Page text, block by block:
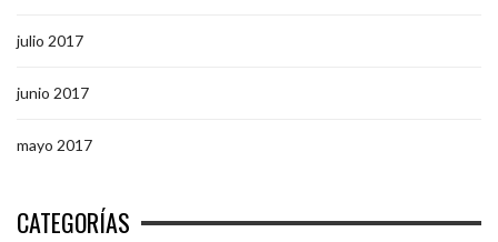
julio 2017
junio 2017
mayo 2017
CATEGORÍAS